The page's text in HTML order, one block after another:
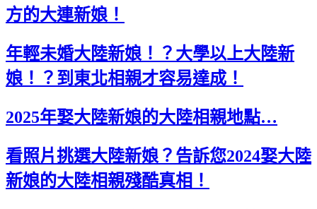
方的大連新娘！
年輕未婚大陸新娘！？大學以上大陸新
娘！？到東北相親才容易達成！
2025年娶大陸新娘的大陸相親地點…
看照片挑選大陸新娘？告訴您2024娶大陸
新娘的大陸相親殘酷真相！